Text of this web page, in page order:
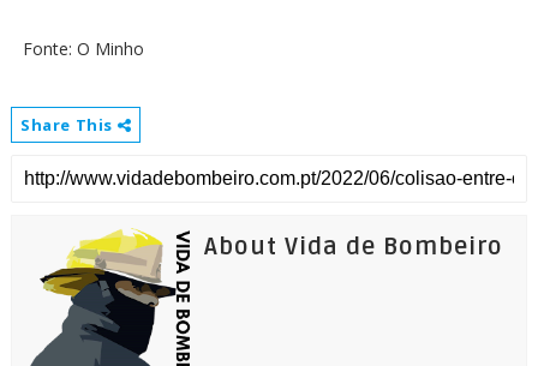
Fonte: O Minho
Share This
About Vida de Bombeiro